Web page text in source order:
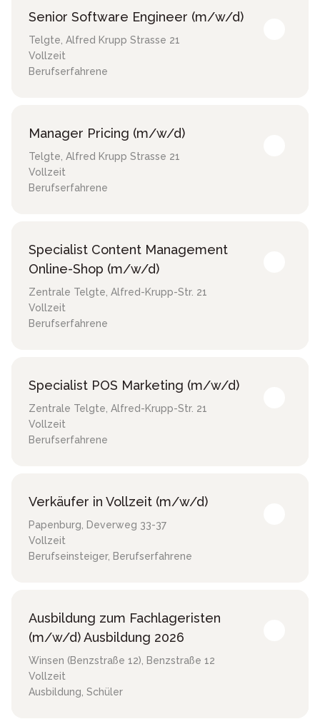
Senior Software Engineer (m/w/d)
Telgte, Alfred Krupp Strasse 21
Vollzeit
Berufserfahrene
Manager Pricing (m/w/d)
Telgte, Alfred Krupp Strasse 21
Vollzeit
Berufserfahrene
Specialist Content Management
Online-Shop (m/w/d)
Zentrale Telgte, Alfred-Krupp-Str. 21
Vollzeit
Berufserfahrene
Specialist POS Marketing (m/w/d)
Zentrale Telgte, Alfred-Krupp-Str. 21
Vollzeit
Berufserfahrene
Verkäufer in Vollzeit (m/w/d)
Papenburg, Deverweg 33-37
Vollzeit
Berufseinsteiger, Berufserfahrene
Ausbildung zum Fachlageristen
(m/w/d) Ausbildung 2026
Winsen (Benzstraße 12), Benzstraße 12
Vollzeit
Ausbildung, Schüler